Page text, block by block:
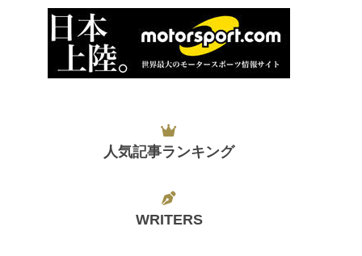
人気記事ランキング
WRITERS